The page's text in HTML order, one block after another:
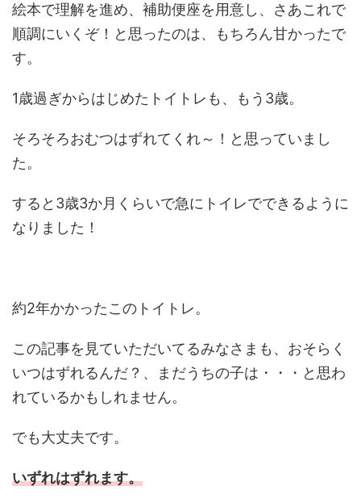
絵本で理解を進め、補助便座を用意し、さあこれで
順調にいくぞ！と思ったのは、もちろん甘かったで
す。
1歳過ぎからはじめたトイトレも、もう3歳。
そろそろおむつはずれてくれ～！と思っていまし
た。
すると3歳3か月くらいで急にトイレでできるように
なりました！
約2年かかったこのトイトレ。
この記事を見ていただいてるみなさまも、おそらく
いつはずれるんだ？、まだうちの子は・・・と思わ
れているかもしれません。
でも大丈夫です。
いずれはずれます。